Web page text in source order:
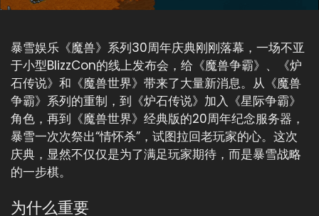
暴雪娱乐《魔兽》系列30周年庆典刚刚落幕，一场不亚
于小型BlizzCon的线上发布会，给《魔兽争霸》、《炉
石传说》和《魔兽世界》带来了大量新消息。从《魔兽
争霸》系列的重制，到《炉石传说》加入《星际争霸》
角色，再到《魔兽世界》经典版的20周年纪念服务器，
暴雪一次次祭出“情怀杀”，试图拉回老玩家的心。这次
庆典，显然不仅仅是为了满足玩家期待，而是暴雪战略
的一步棋。
为什么重要